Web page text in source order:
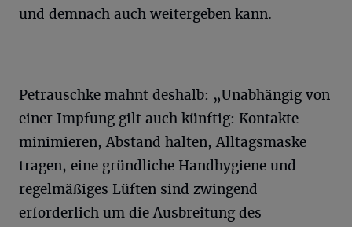
und demnach auch weitergeben kann.
Petrauschke mahnt deshalb: „Unabhängig von
einer Impfung gilt auch künftig: Kontakte
minimieren, Abstand halten, Alltagsmaske
tragen, eine gründliche Handhygiene und
regelmäßiges Lüften sind zwingend
erforderlich um die Ausbreitung des